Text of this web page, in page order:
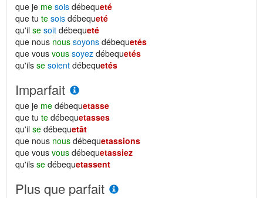
que je me sois débequeté
que tu te sois débequeté
qu'il se soit débequeté
que nous nous soyons débequetés
que vous vous soyez débequetés
qu'ils se soient débequetés
Imparfait
que je me débequetasse
que tu te débequetasses
qu'il se débequetât
que nous nous débequetassions
que vous vous débequetassiez
qu'ils se débequetassent
Plus que parfait